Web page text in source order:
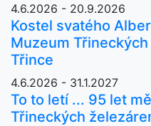
4.6.2026 - 20.9.2026
Kostel svatého
Muzeum
Třince
4.6.2026 - 31.1.2027
To to letí ... 95 let
Třineckých